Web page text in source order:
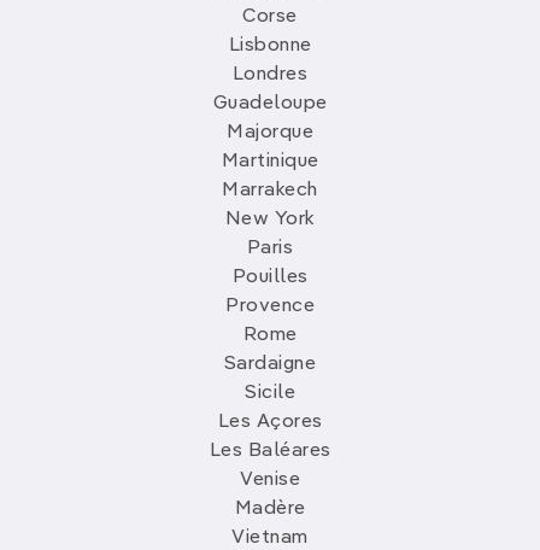
Corse
Lisbonne
Londres
Guadeloupe
Majorque
Martinique
Marrakech
New York
Paris
Pouilles
Provence
Rome
Sardaigne
Sicile
Les Açores
Les Baléares
Venise
Madère
Vietnam